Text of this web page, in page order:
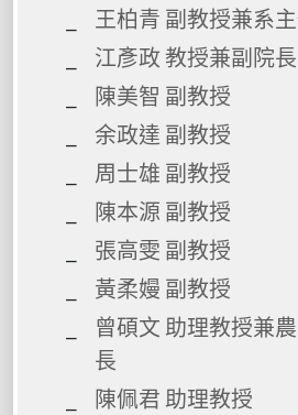
王柏青 副教授兼系
江彥政 教授兼副院長
陳美智 副教授
余政達 副教授
周士雄 副教授
陳本源 副教授
張高雯 副教授
黃柔嫚 副教授
曾碩文 助理教授兼
長
陳佩君 助理教授